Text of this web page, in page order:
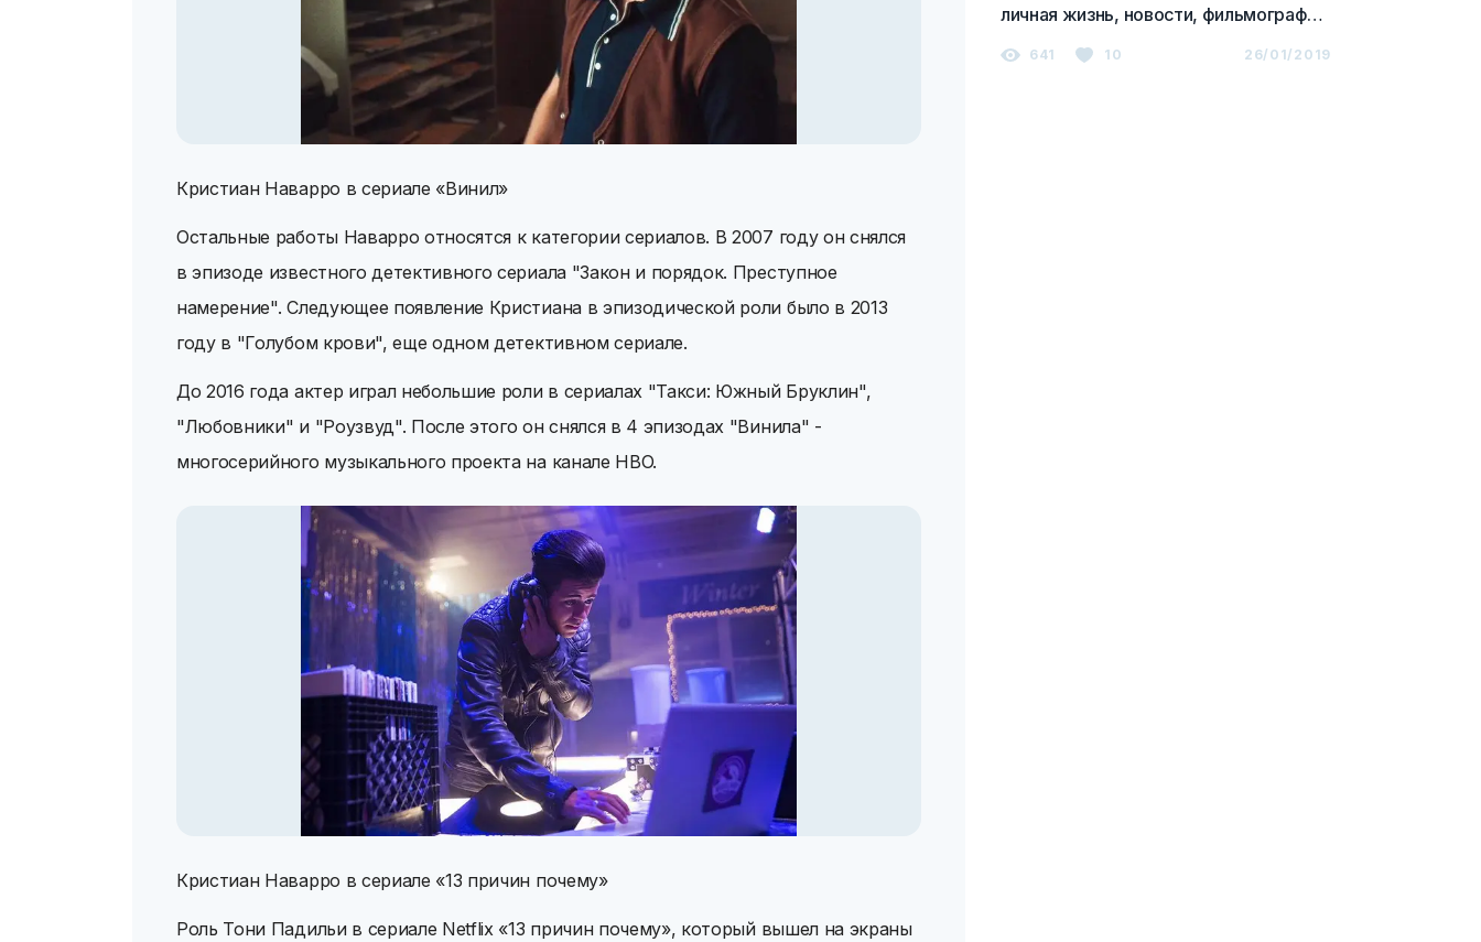
Кристиан Наварро в сериале «Винил»
Остальные работы Наварро относятся к категории сериалов. В 2007 году он снялся
в эпизоде известного детективного сериала "Закон и порядок. Преступное
намерение". Следующее появление Кристиана в эпизодической роли было в 2013
году в "Голубом крови", еще одном детективном сериале.
До 2016 года актер играл небольшие роли в сериалах "Такси: Южный Бруклин",
"Любовники" и "Роузвуд". После этого он снялся в 4 эпизодах "Винила" -
многосерийного музыкального проекта на канале HBO.
Кристиан Наварро в сериале «13 причин почему»
Роль Тони Падильи в сериале Netflix «13 причин почему», который вышел на экраны
личная жизнь, новости, фильмография
641 10 26/01/2019